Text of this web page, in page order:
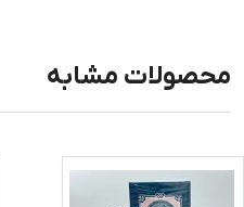
محصولات مشابه